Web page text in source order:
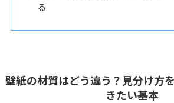
る
壁紙の材質はどう違う？見分け方
きたい基本